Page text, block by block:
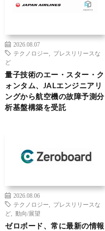
2026.08.07
テクノロジー
プレスリリースな
ど
量子技術のエー・スター・ク
ォンタム、JALエンジニアリ
ングから航空機の故障予測分
析基盤構築を受託
2026.08.06
テクノロジー
プレスリリースな
ど
動向/展望
ゼロボード、常に最新の情報